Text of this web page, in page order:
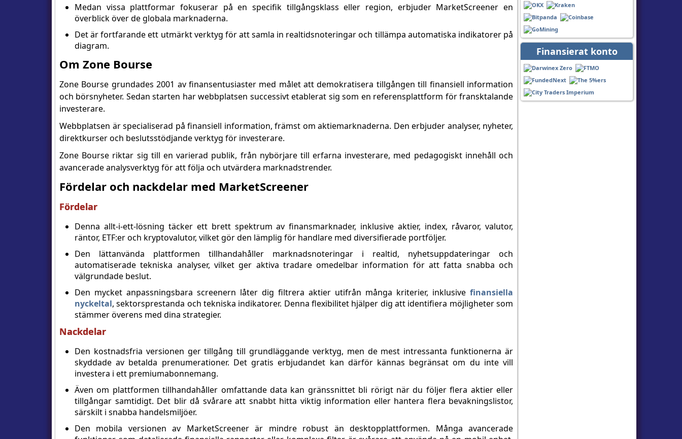
Finansierat konto
Medan vissa plattformar fokuserar på en specifik tillgångsklass eller region, erbjuder MarketScreener en
överblick över de globala marknaderna.
Det är fortfarande ett utmärkt verktyg för att samla in realtidsnoteringar och tillämpa automatiska indikatorer på
diagram.
Om Zone Bourse
Zone Bourse grundades 2001 av finansentusiaster med målet att demokratisera tillgången till finansiell information
och börsnyheter. Sedan starten har webbplatsen successivt etablerat sig som en referensplattform för fransktalande
investerare.
Webbplatsen är specialiserad på finansiell information, främst om aktiemarknaderna. Den erbjuder analyser, nyheter,
direktkurser och beslutsstödjande verktyg för investerare.
Zone Bourse riktar sig till en varierad publik, från nybörjare till erfarna investerare, med pedagogiskt innehåll och
avancerade analysverktyg för att följa och utvärdera marknadstrender.
Fördelar och nackdelar med MarketScreener
Fördelar
Denna allt-i-ett-lösning täcker ett brett spektrum av finansmarknader, inklusive aktier, index, råvaror, valutor,
räntor, ETF:er och kryptovalutor, vilket gör den lämplig för handlare med diversifierade portföljer.
Den lättanvända plattformen tillhandahåller marknadsnoteringar i realtid, nyhetsuppdateringar och
automatiserade tekniska analyser, vilket ger aktiva tradare omedelbar information för att fatta snabba och
välgrundade beslut.
Den mycket anpassningsbara screenern låter dig filtrera aktier utifrån många kriterier, inklusive finansiella
nyckeltal, sektorsprestanda och tekniska indikatorer. Denna flexibilitet hjälper dig att identifiera möjligheter som
stämmer överens med dina strategier.
Nackdelar
Den kostnadsfria versionen ger tillgång till grundläggande verktyg, men de mest intressanta funktionerna är
skyddade av betalda prenumerationer. Det gratis erbjudandet kan därför kännas begränsat om du inte vill
investera i ett premiumabonnemang.
Även om plattformen tillhandahåller omfattande data kan gränssnittet bli rörigt när du följer flera aktier eller
tillgångar samtidigt. Det blir då svårare att snabbt hitta viktig information eller hantera flera bevakningslistor,
särskilt i snabba handelsmiljöer.
Den mobila versionen av MarketScreener är mindre robust än desktopplattformen. Många avancerade